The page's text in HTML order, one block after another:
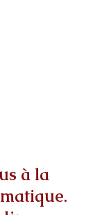
à la